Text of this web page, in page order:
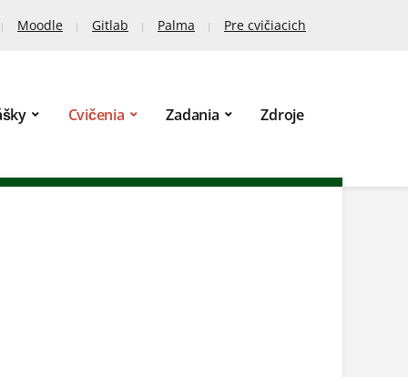
Moodle Gitlab Palma Pre cvičiacich
Cvičenia Zadania Zdroje